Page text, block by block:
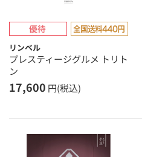
リンベル
プレスティージグルメ トリト
ン
17,600 円(税込)